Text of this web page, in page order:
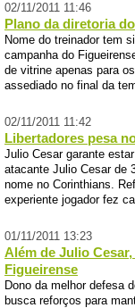
02/11/2011 11:46
Plano da diretoria
Nome do treinador tem
campanha do
de vitrine apenas para
assediado no final da
02/11/2011 11:42
Libertadores pesa
Julio Cesar garante
atacante Julio Cesar de
nome no Corinthians.
experiente jogador fez
01/11/2011 13:23
Além de Julio
Figueirense
Dono da melhor defesa
busca reforços para